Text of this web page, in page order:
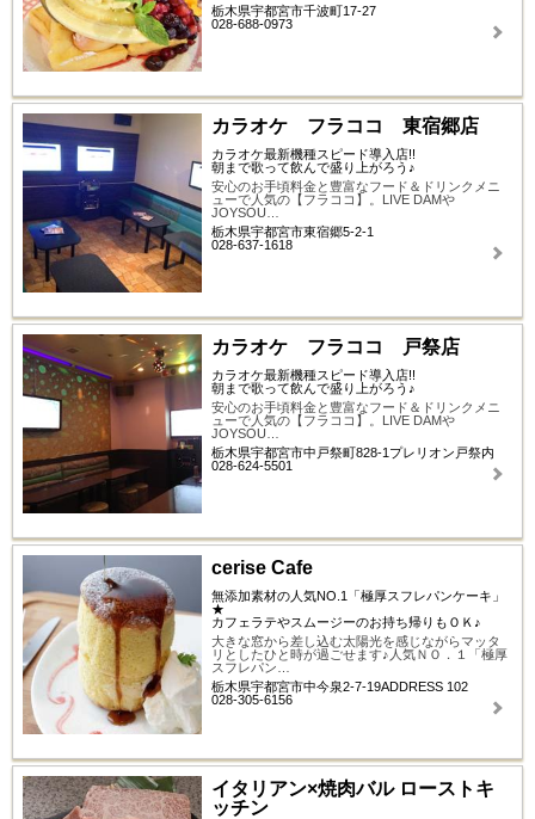
栃木県宇都宮市千波町17-27
028-688-0973
カラオケ フラココ 東宿郷店
カラオケ最新機種スピード導入店!!
朝まで歌って飲んで盛り上がろう♪
安心のお手頃料金と豊富なフード＆ドリンクメニ
ューで人気の【フラココ】。LIVE DAMや
JOYSOU…
栃木県宇都宮市東宿郷5-2-1
028-637-1618
カラオケ フラココ 戸祭店
カラオケ最新機種スピード導入店!!
朝まで歌って飲んで盛り上がろう♪
安心のお手頃料金と豊富なフード＆ドリンクメニ
ューで人気の【フラココ】。LIVE DAMや
JOYSOU…
栃木県宇都宮市中戸祭町828-1プレリオン戸祭内
028-624-5501
cerise Cafe
無添加素材の人気NO.1「極厚スフレパンケーキ」
★
カフェラテやスムージーのお持ち帰りもＯＫ♪
大きな窓から差し込む太陽光を感じながらマッタ
リとしたひと時が過ごせます♪人気ＮＯ．１「極厚
スフレパン…
栃木県宇都宮市中今泉2-7-19ADDRESS 102
028-305-6156
イタリアン×焼肉バル ローストキ
ッチン